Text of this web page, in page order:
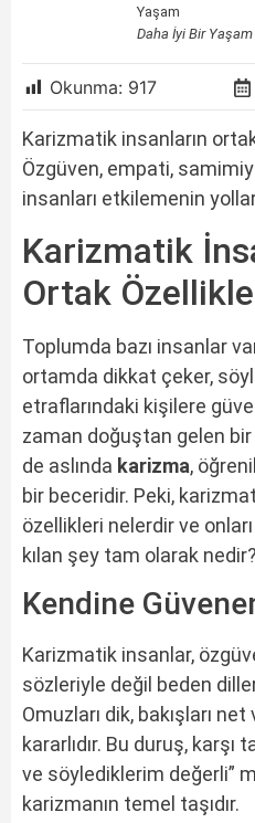
Yaşam
Daha İyi Bir
Okunma: 917
Karizmatik insanların
Özgüven, empati,
insanları etkilemenin
Karizmatik
Ortak
Toplumda bazı insanlar
ortamda dikkat çeker,
etraflarındaki kişilere
zaman doğuştan gelen
de aslında karizma,
bir beceridir. Peki,
özellikleri nelerdir ve
kılan şey tam olarak nedir?
Kendine
Karizmatik insanlar,
sözleriyle değil beden
Omuzları dik, bakışları
kararlıdır. Bu duruş, karşı
ve söylediklerim değerli”
karizmanın temel taşıdır.